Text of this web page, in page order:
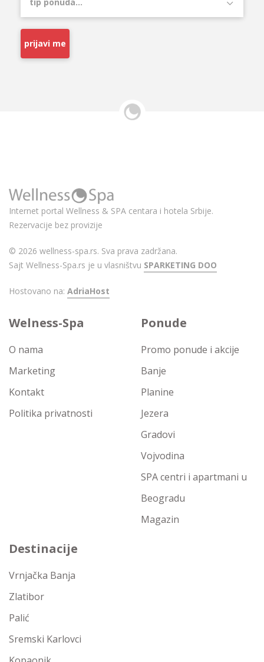
prijavi me
Internet portal Wellness & SPA centara i hotela Srbije.
Rezervacije bez provizije
© 2026 wellness-spa.rs. Sva prava zadržana.
Sajt Wellness-Spa.rs je u vlasništvu SPARKETING DOO
Hostovano na: AdriaHost
Welness-Spa
O nama
Marketing
Kontakt
Politika privatnosti
Ponude
Promo ponude i akcije
Banje
Planine
Jezera
Gradovi
Vojvodina
SPA centri i apartmani u
Beogradu
Magazin
Destinacije
Vrnjačka Banja
Zlatibor
Palić
Sremski Karlovci